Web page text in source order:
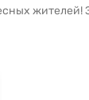
жителей!